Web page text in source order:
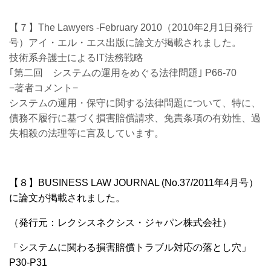
【７】The Lawyers -February 2010（2010年2月1日発行
号）アイ・エル・エス出版に論文が掲載されました。
技術系弁護士によるIT法務戦略
｢第二回 システムの運用をめぐる法律問題｣ P66-70
−著者コメント−
システムの運用・保守に関する法律問題について、特に、
債務不履行に基づく損害賠償請求、免責条項の有効性、過
失相殺の法理等に言及しています。
【８】BUSINESS LAW JOURNAL (No.37/2011年4月号）
に論文が掲載されました。
（発行元：レクシスネクシス・ジャパン株式会社）
「システムに関わる損害賠償トラブル対応の落とし穴」
P30-P31